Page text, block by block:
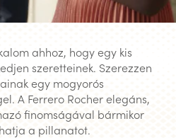
ahhoz, hogy egy kis
szeretteinek. Szerezzen
egy mogyorós
A Ferrero Rocher elegáns,
finomságával bármikor
a pillanatot.